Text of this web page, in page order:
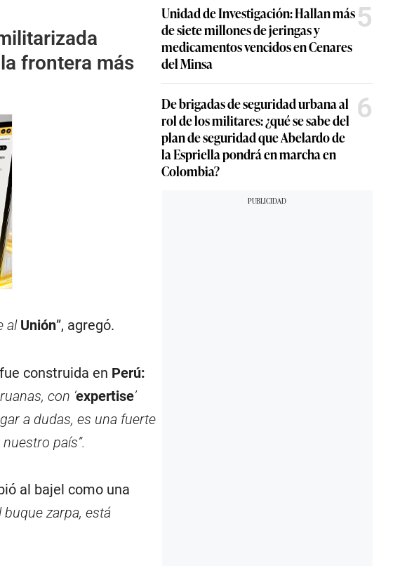
frontera más
al Unión”, agregó.
construida en Perú:
con ‘expertise’
a dudas, es una fuerte
país”.
al bajel como una
buque zarpa, está
Unidad de Investigación: Hallan más
de siete millones de jeringas y
medicamentos vencidos en Cenares
del Minsa
5
De brigadas de seguridad urbana al
rol de los militares: ¿qué se sabe del
plan de seguridad que Abelardo de
la Espriella pondrá en marcha en
Colombia?
6